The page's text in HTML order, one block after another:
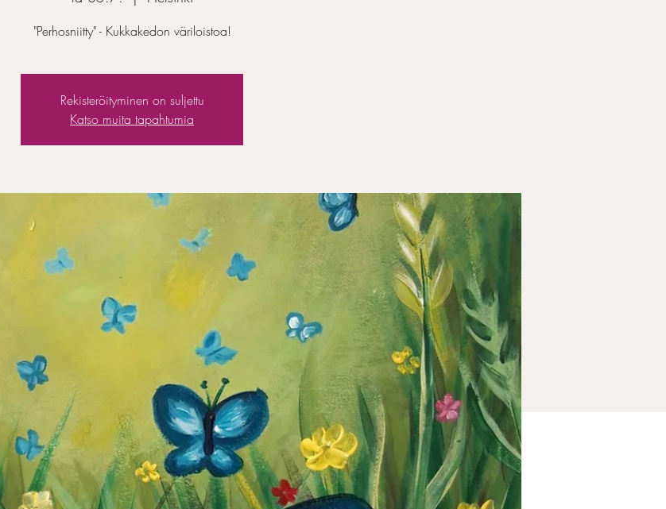
"Perhosniitty" - Kukkakedon väriloistoa!
Rekisteröityminen on suljettu
Katso muita tapahtumia